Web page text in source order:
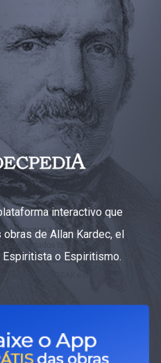
interactivo que
de Allan Kardec, el
o Espiritismo.